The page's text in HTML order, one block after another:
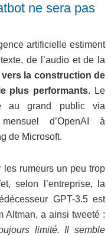
ne sera pas
artificielle estiment
de l’audio et de la
vers la construction de
plus performants. Le
au grand public via
d’OpenAI à
de Microsoft.
les rumeurs un peu trop
selon l’entreprise, la
GPT-3.5 est
Altman, a ainsi tweeté :
limité. Il semble